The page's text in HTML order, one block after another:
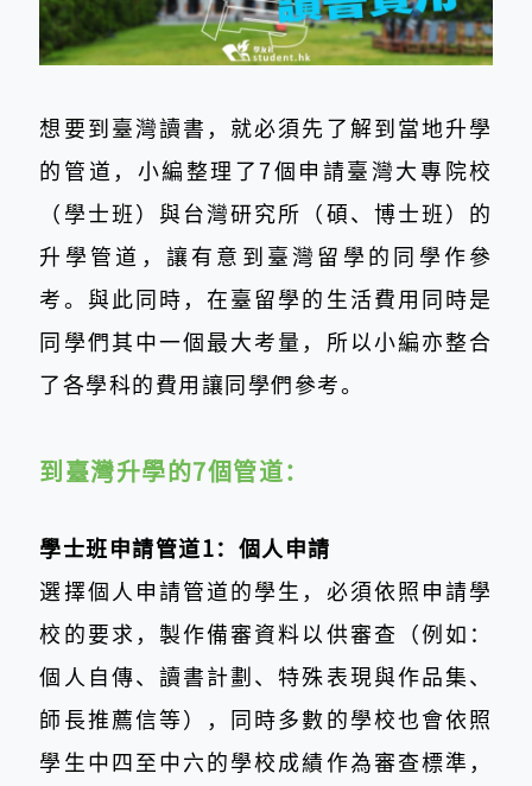
想要到臺灣讀書，就必須先了解到當地升學
的管道，小編整理了7個申請臺灣大專院校
（學士班）與台灣研究所（碩、博士班）的
升學管道，讓有意到臺灣留學的同學作參
考。與此同時，在臺留學的生活費用同時是
同學們其中一個最大考量，所以小編亦整合
了各學科的費用讓同學們參考。
到臺灣升學的7個管道：
學士班申請管道1：個人申請
選擇個人申請管道的學生，必須依照申請學
校的要求，製作備審資料以供審查（例如：
個人自傳、讀書計劃、特殊表現與作品集、
師長推薦信等），同時多數的學校也會依照
學生中四至中六的學校成績作為審查標準，